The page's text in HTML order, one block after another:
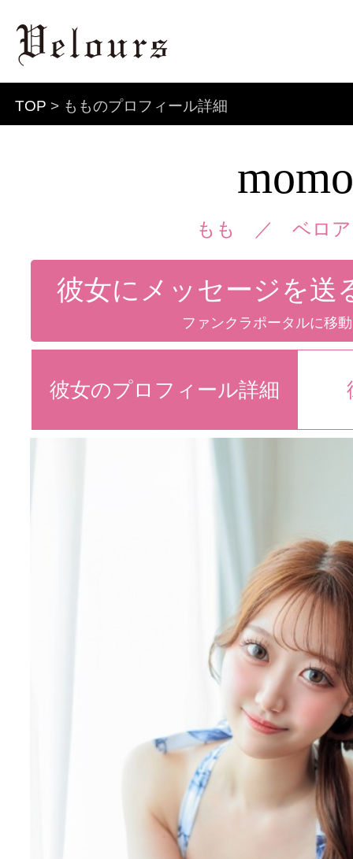
TOP > もものプロフィール詳細
momo
もも ／ ベロ
彼女にメッセージを送
ファンクラポータルに移
彼女のプロフィール詳細